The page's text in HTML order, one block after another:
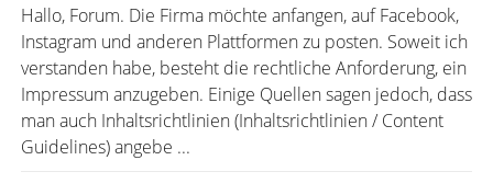
Hallo, Forum. Die Firma möchte anfangen, auf Facebook,
Instagram und anderen Plattformen zu posten. Soweit ich
verstanden habe, besteht die rechtliche Anforderung, ein
Impressum anzugeben. Einige Quellen sagen jedoch, dass
man auch Inhaltsrichtlinien (Inhaltsrichtlinien / Content
Guidelines) angebe ...